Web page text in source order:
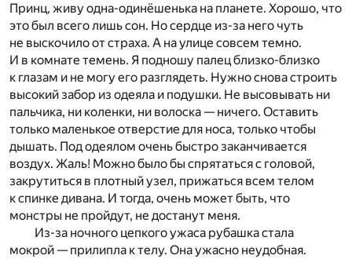
Принц, живу одна-одинёшенька на планете. Хорошо, что
это был всего лишь сон. Но сердце из-за него чуть
не выскочило от страха. А на улице совсем темно.
И в комнате темень. Я подношу палец близко-близко
к глазам и не могу его разглядеть. Нужно снова строить
высокий забор из одеяла и подушки. Не высовывать ни
пальчика, ни коленки, ни волоска — ничего. Оставить
только маленькое отверстие для носа, только чтобы
дышать. Под одеялом очень быстро заканчивается
воздух. Жаль! Можно было бы спрятаться с головой,
закрутиться в плотный узел, прижаться всем телом
к спинке дивана. И тогда, очень может быть, что
монстры не пройдут, не достанут меня.
Из-за ночного цепкого ужаса рубашка стала
мокрой — прилипла к телу. Она ужасно неудобная.